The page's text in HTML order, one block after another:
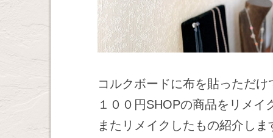
コルクボードに布を貼っただけ
１００円SHOPの商品をリメ
またリメイクしたもの紹介し